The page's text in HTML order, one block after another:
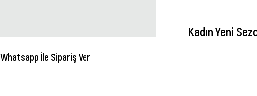
Whatsapp İle Sipariş Ver
Kadın Yeni